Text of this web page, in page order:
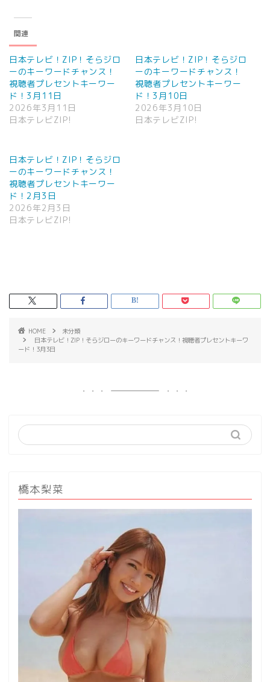
関連
日本テレビ！ZIP！そらジロ
ーのキーワードチャンス！
視聴者プレセントキーワー
ド！3月11日
2026年3月11日
日本テレビZIP!
日本テレビ！ZIP！そらジロ
ーのキーワードチャンス！
視聴者プレセントキーワー
ド！3月10日
2026年3月10日
日本テレビZIP!
日本テレビ！ZIP！そらジロ
ーのキーワードチャンス！
視聴者プレセントキーワー
ド！2月3日
2026年2月3日
日本テレビZIP!
HOME
未分類
日本テレビ！ZIP！そらジローのキーワードチャンス！視聴者プレセントキーワ
ード！3月3日
橋本梨菜